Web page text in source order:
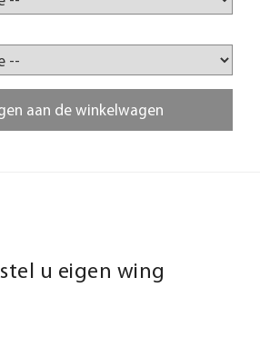
aan de winkelwagen
u eigen wing